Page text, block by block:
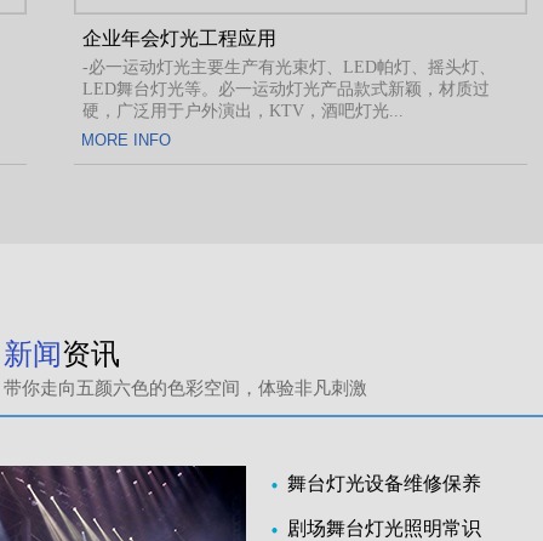
企业年会灯光工程应用
-必一运动灯光主要生产有光束灯、LED帕灯、摇头灯、
LED舞台灯光等。必一运动灯光产品款式新颖，材质过
硬，广泛用于户外演出，KTV，酒吧灯光...
MORE INFO
新闻资讯
带你走向五颜六色的色彩空间，体验非凡刺激
舞台灯光设备维修保养
剧场舞台灯光照明常识